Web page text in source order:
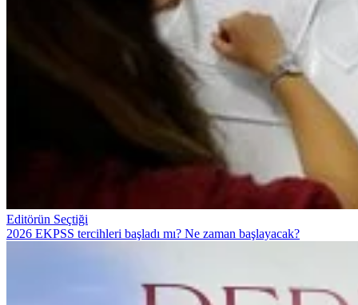
Editörün Seçtiği
2026 EKPSS tercihleri başladı mı? Ne zaman başlayacak?